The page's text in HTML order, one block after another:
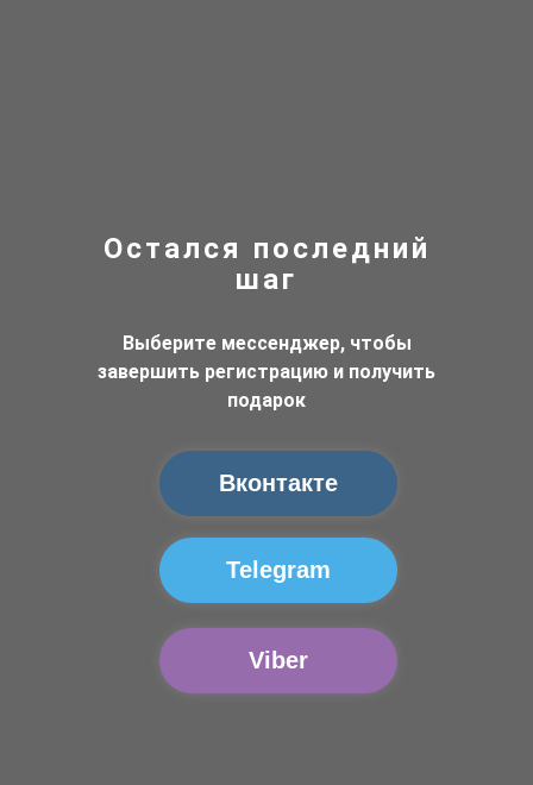
Остался последний
шаг
Выберите мессенджер, чтобы
завершить регистрацию и получить
подарок
Вконтакте
Telegram
Viber